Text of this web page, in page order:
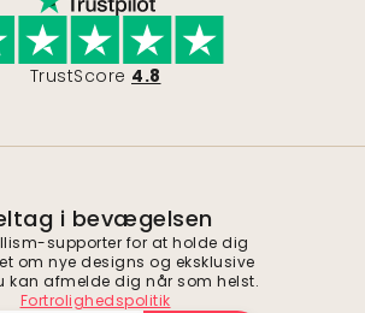
TrustScore 4.8
i bevægelsen
supporter for at holde dig
om nye designs og eksklusive
kan afmelde dig når som helst.
Fortrolighedspolitik